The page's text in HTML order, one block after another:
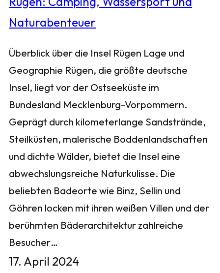
Überblick über die Insel Rügen Lage und
Geographie Rügen, die größte deutsche
Insel, liegt vor der Ostseeküste im
Bundesland Mecklenburg-Vorpommern.
Geprägt durch kilometerlange Sandstrände,
Steilküsten, malerische Boddenlandschaften
und dichte Wälder, bietet die Insel eine
abwechslungsreiche Naturkulisse. Die
beliebten Badeorte wie Binz, Sellin und
Göhren locken mit ihren weißen Villen und der
berühmten Bäderarchitektur zahlreiche
Besucher…
17. April 2024